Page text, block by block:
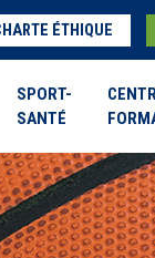
ÉTHIQUE
SPORT-
SANTÉ